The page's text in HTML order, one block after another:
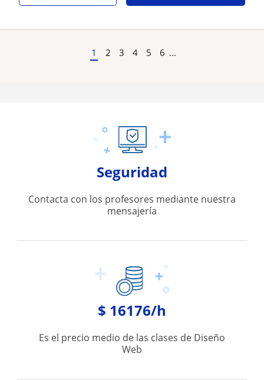
1 2 3 4 5 6 ...
Seguridad
Contacta con los profesores mediante nuestra
mensajería
$ 16176/h
Es el precio medio de las clases de Diseño
Web